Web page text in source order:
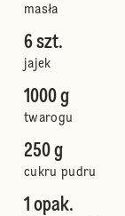
masła
6 szt.
jajek
1000 g
twarogu
250 g
cukru pudru
1 opak.